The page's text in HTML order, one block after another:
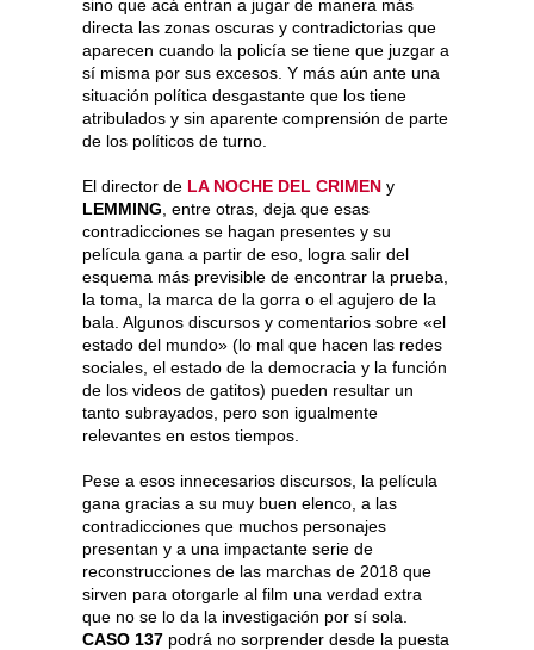
sino que acá entran a jugar de manera más
directa las zonas oscuras y contradictorias que
aparecen cuando la policía se tiene que juzgar a
sí misma por sus excesos. Y más aún ante una
situación política desgastante que los tiene
atribulados y sin aparente comprensión de parte
de los políticos de turno.
El director de LA NOCHE DEL CRIMEN y
LEMMING , entre otras, deja que esas
contradicciones se hagan presentes y su
película gana a partir de eso, logra salir del
esquema más previsible de encontrar la prueba,
la toma, la marca de la gorra o el agujero de la
bala. Algunos discursos y comentarios sobre «el
estado del mundo» (lo mal que hacen las redes
sociales, el estado de la democracia y la función
de los videos de gatitos) pueden resultar un
tanto subrayados, pero son igualmente
relevantes en estos tiempos.
Pese a esos innecesarios discursos, la película
gana gracias a su muy buen elenco, a las
contradicciones que muchos personajes
presentan y a una impactante serie de
reconstrucciones de las marchas de 2018 que
sirven para otorgarle al film una verdad extra
que no se lo da la investigación por sí sola.
CASO 137 podrá no sorprender desde la puesta